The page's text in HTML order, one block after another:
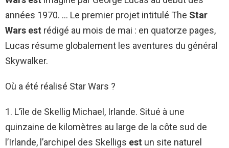
années 1970. … Le premier projet intitulé The Star
Wars est rédigé au mois de mai : en quatorze pages,
Lucas résume globalement les aventures du général
Skywalker.
Où a été réalisé Star Wars ?
1. L’île de Skellig Michael, Irlande. Situé à une
quinzaine de kilomètres au large de la côte sud de
l’Irlande, l’archipel des Skelligs est un site naturel